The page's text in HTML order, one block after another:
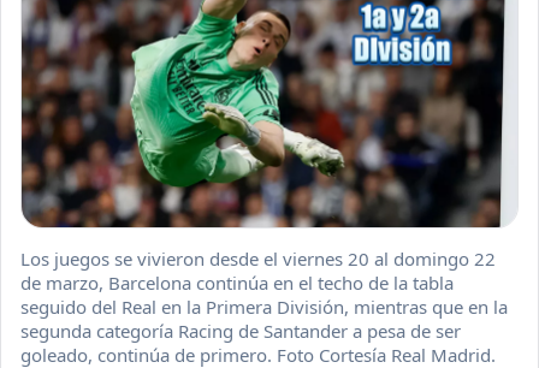
Los juegos se vivieron desde el viernes 20 al domingo 22
de marzo, Barcelona continúa en el techo de la tabla
seguido del Real en la Primera División, mientras que en la
segunda categoría Racing de Santander a pesa de ser
goleado, continúa de primero. Foto Cortesía Real Madrid.